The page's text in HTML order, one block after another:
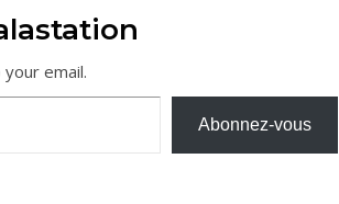
email.
Abonnez-vous